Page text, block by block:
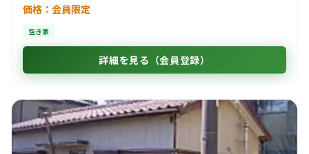
価格：会員限定
空き家
詳細を見る（会員登録）